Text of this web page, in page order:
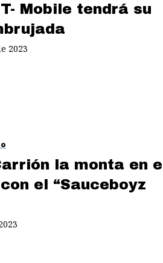
Mobile tendrá su
2023
la monta en
el “Sauceboyz